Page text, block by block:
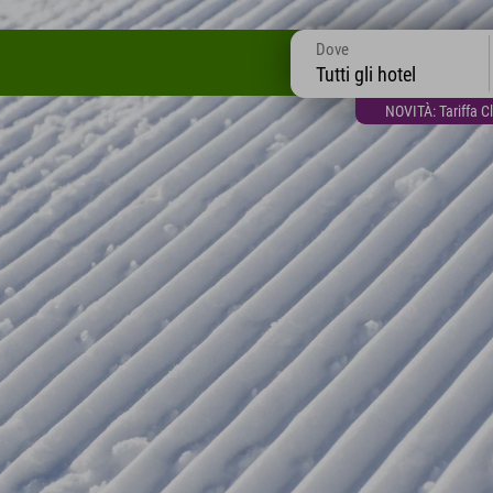
NOVITÀ: Tariffa
Dove
Tutti gli hotel